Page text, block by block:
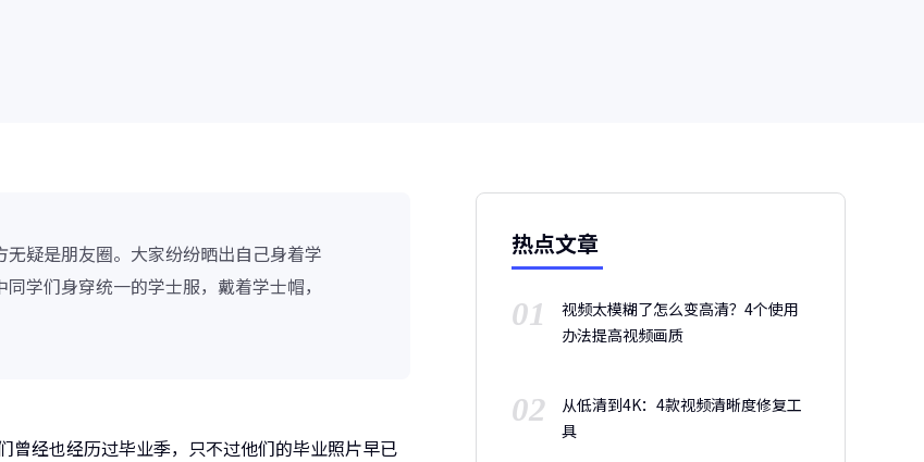
疑是朋友圈。大家纷纷晒出自己身着学
学们身穿统一的学士服，戴着学士帽，
曾经也经历过毕业季，只不过他们的毕业照片早已
热点文章
01
视频太模糊了怎么变高清？4个使用
办法提高视频画质
02
从低清到4K：4款视频清晰度修复工
具